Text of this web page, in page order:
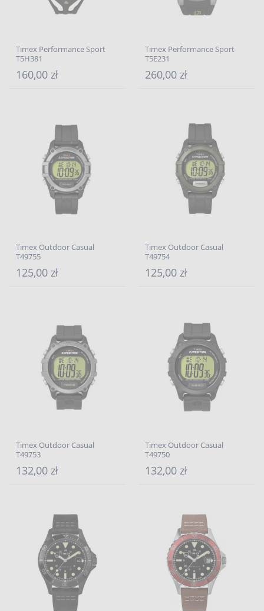
Timex Performance Sport
T5H381
160,00 zł
Timex Performance Sport
T5E231
260,00 zł
Timex Outdoor Casual
T49755
125,00 zł
Timex Outdoor Casual
T49754
125,00 zł
Timex Outdoor Casual
T49753
132,00 zł
Timex Outdoor Casual
T49750
132,00 zł